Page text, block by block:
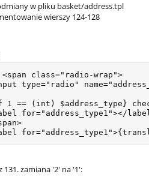
w pliku basket/address.tpl
wierszy 124-128
class="radio-wrap">
type="radio"
== (int) $address_type}
for="address_type1"></
131. zamiana '2' na '1':